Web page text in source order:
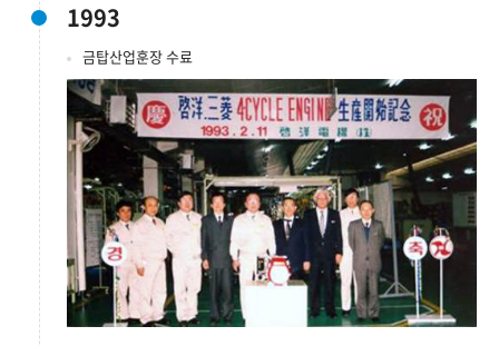
1993
금탑산업훈장 수료